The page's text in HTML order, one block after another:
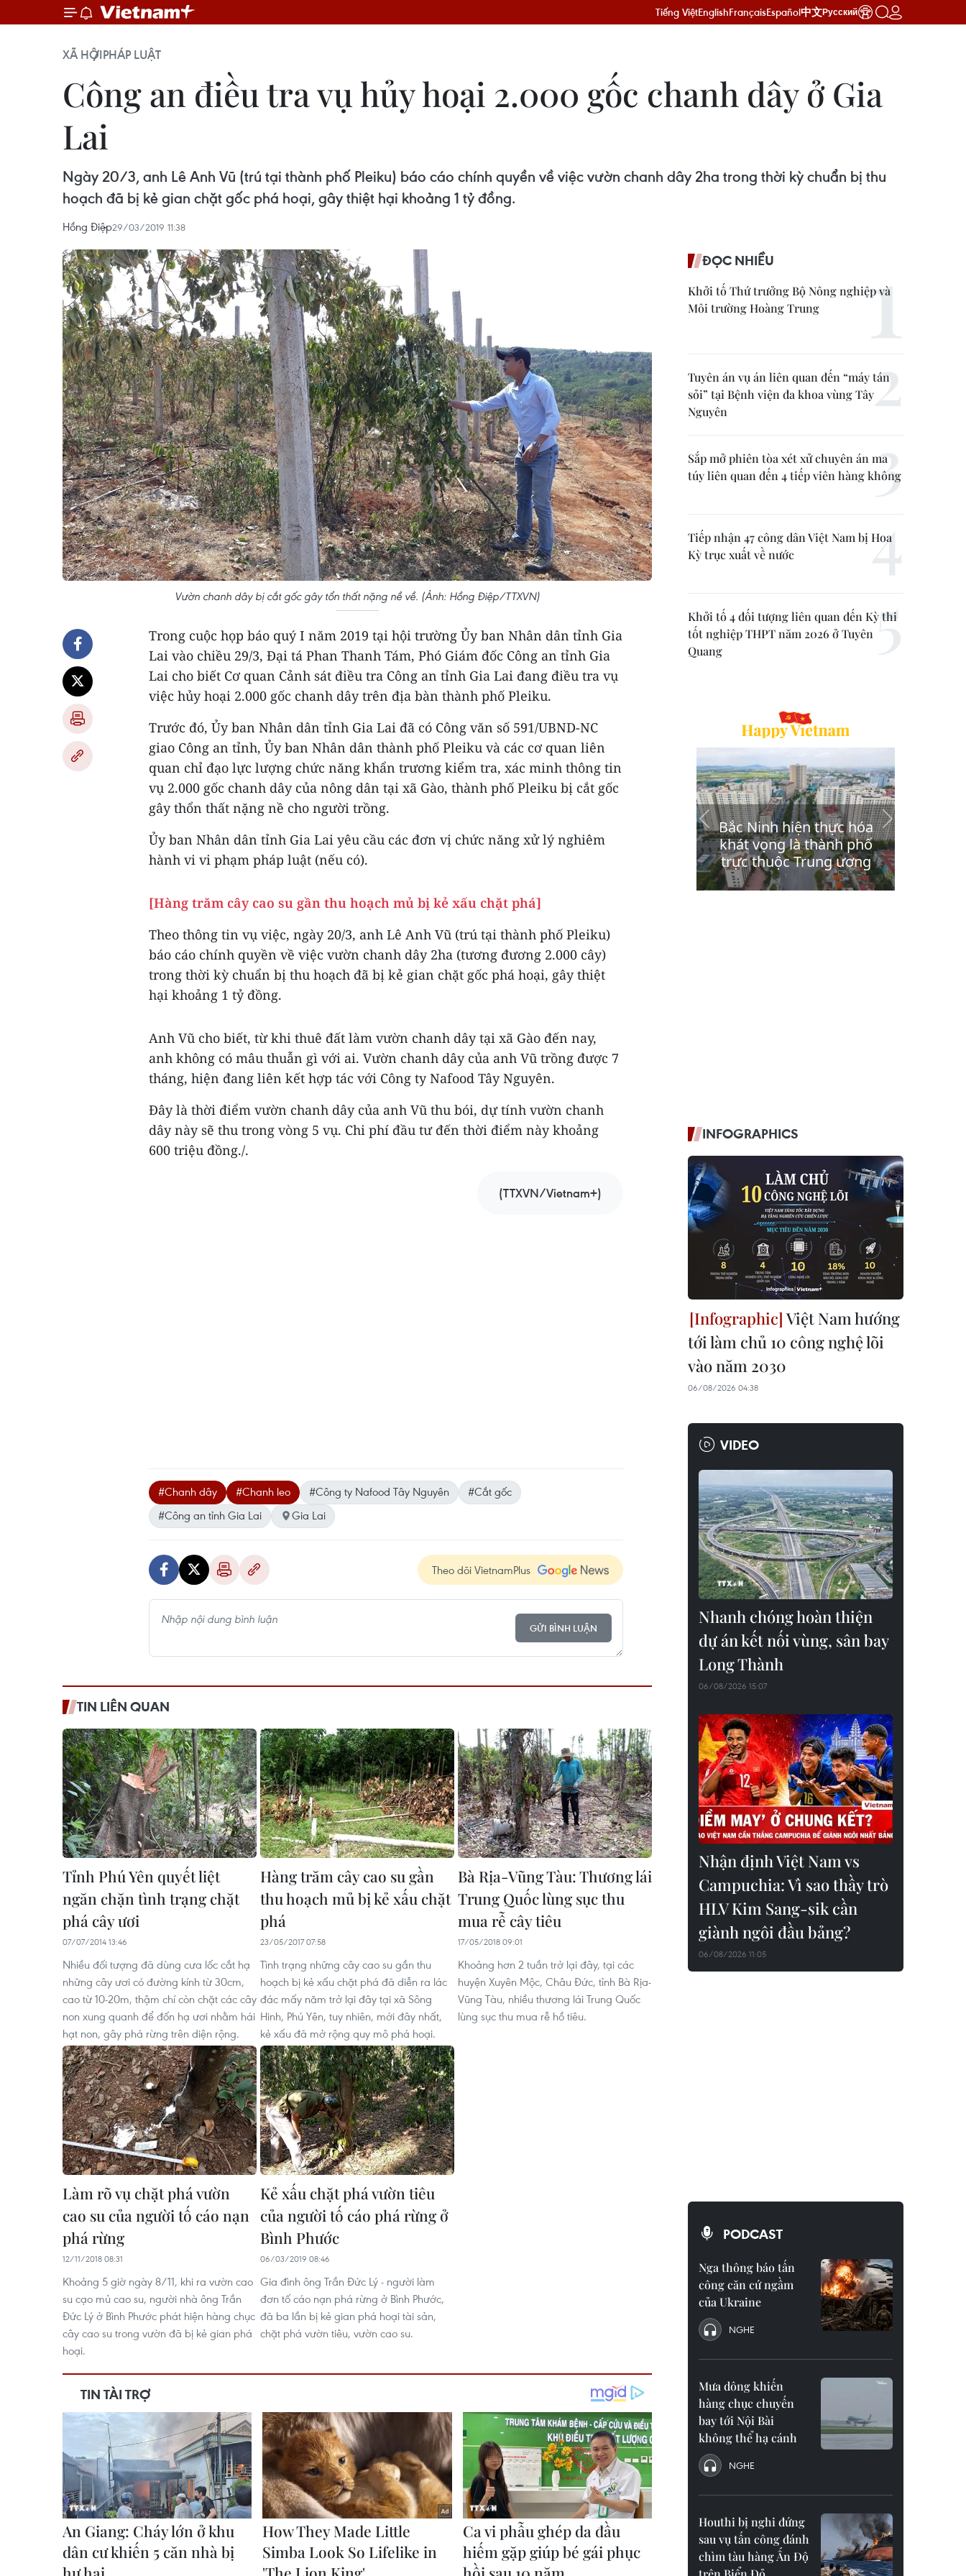
Tiếng ViệtEnglishFrançaisEspañol中文Русский
XÃ HỘIPHÁP LUẬT
Công an điều tra vụ hủy hoại 2.000 gốc chanh dây ở Gia
Lai
Ngày 20/3, anh Lê Anh Vũ (trú tại thành phố Pleiku) báo cáo chính quyền về việc vườn chanh dây 2ha trong thời kỳ chuẩn bị thu
hoạch đã bị kẻ gian chặt gốc phá hoại, gây thiệt hại khoảng 1 tỷ đồng.
Hồng Điệp29/03/2019 11:38
Vườn chanh dây bị cắt gốc gây tổn thất nặng nề về. (Ảnh: Hồng Điệp/TTXVN)
Trong cuộc họp báo quý I năm 2019 tại hội trường Ủy ban Nhân dân tỉnh Gia
Lai vào chiều 29/3, Đại tá Phan Thanh Tám, Phó Giám đốc Công an tỉnh Gia
Lai cho biết Cơ quan Cảnh sát điều tra Công an tỉnh Gia Lai đang điều tra vụ
việc hủy hoại 2.000 gốc chanh dây trên địa bàn thành phố Pleiku.
Trước đó, Ủy ban Nhân dân tỉnh Gia Lai đã có Công văn số 591/UBND-NC
giao Công an tỉnh, Ủy ban Nhân dân thành phố Pleiku và các cơ quan liên
quan chỉ đạo lực lượng chức năng khẩn trương kiểm tra, xác minh thông tin
vụ 2.000 gốc chanh dây của nông dân tại xã Gào, thành phố Pleiku bị cắt gốc
gây thổn thất nặng nề cho người trồng.
Ủy ban Nhân dân tỉnh Gia Lai yêu cầu các đơn vị chức năng xử lý nghiêm
hành vi vi phạm pháp luật (nếu có).
[Hàng trăm cây cao su gần thu hoạch mủ bị kẻ xấu chặt phá]
Theo thông tin vụ việc, ngày 20/3, anh Lê Anh Vũ (trú tại thành phố Pleiku)
báo cáo chính quyền về việc vườn chanh dây 2ha (tương đương 2.000 cây)
trong thời kỳ chuẩn bị thu hoạch đã bị kẻ gian chặt gốc phá hoại, gây thiệt
hại khoảng 1 tỷ đồng.
Anh Vũ cho biết, từ khi thuê đất làm vườn chanh dây tại xã Gào đến nay,
anh không có mâu thuẫn gì với ai. Vườn chanh dây của anh Vũ trồng được 7
tháng, hiện đang liên kết hợp tác với Công ty Nafood Tây Nguyên.
Đây là thời điểm vườn chanh dây của anh Vũ thu bói, dự tính vườn chanh
dây này sẽ thu trong vòng 5 vụ. Chi phí đầu tư đến thời điểm này khoảng
600 triệu đồng./.
(TTXVN/Vietnam+)
#Chanh dây #Chanh leo #Công ty Nafood Tây Nguyên
#Cắt gốc
#Công an tỉnh Gia Lai
Gia Lai
Theo dõi VietnamPlus
GỬI BÌNH LUẬN
TIN LIÊN QUAN
Tỉnh Phú Yên quyết liệt
ngăn chặn tình trạng chặt
phá cây ươi
07/07/2014 13:46
Nhiều đối tượng đã dùng cưa lốc cắt hạ
những cây ươi có đường kính từ 30cm,
cao từ 10-20m, thậm chí còn chặt các cây
non xung quanh để đốn hạ ươi nhằm hái
hạt non, gây phá rừng trên diện rộng.
Hàng trăm cây cao su gần
thu hoạch mủ bị kẻ xấu chặt
phá
23/05/2017 07:58
Tình trạng những cây cao su gần thu
hoạch bị kẻ xấu chặt phá đã diễn ra lác
đác mấy năm trở lại đây tại xã Sông
Hinh, Phú Yên, tuy nhiên, mới đây nhất,
kẻ xấu đã mở rộng quy mô phá hoại.
Bà Rịa-Vũng Tàu: Thương lái
Trung Quốc lùng sục thu
mua rễ cây tiêu
17/05/2018 09:01
Khoảng hơn 2 tuần trở lại đây, tại các
huyện Xuyên Mộc, Châu Đức, tỉnh Bà Rịa-
Vũng Tàu, nhiều thương lái Trung Quốc
lùng sục thu mua rễ hồ tiêu.
​Làm rõ vụ chặt phá vườn
cao su của người tố cáo nạn
phá rừng
12/11/2018 08:31
Khoảng 5 giờ ngày 8/11, khi ra vườn cao
su cạo mủ cao su, người nhà ông Trần
Đức Lý ở Bình Phước phát hiện hàng chục
cây cao su trong vườn đã bị kẻ gian phá
hoại.
Kẻ xấu chặt phá vườn tiêu
của người tố cáo phá rừng ở
Bình Phước
06/03/2019 08:46
Gia đình ông Trần Đức Lý - người làm
đơn tố cáo nạn phá rừng ở Bình Phước,
đã ba lần bị kẻ gian phá hoại tài sản,
chặt phá vườn tiêu, vườn cao su.
ĐỌC NHIỀU
Khởi tố Thứ trưởng Bộ Nông nghiệp và
Môi trường Hoàng Trung
Tuyên án vụ án liên quan đến “máy tán
sỏi” tại Bệnh viện đa khoa vùng Tây
Nguyên
Sắp mở phiên tòa xét xử chuyên án ma
túy liên quan đến 4 tiếp viên hàng không
Tiếp nhận 47 công dân Việt Nam bị Hoa
Kỳ trục xuất về nước
Khởi tố 4 đối tượng liên quan đến Kỳ thi
tốt nghiệp THPT năm 2026 ở Tuyên
Quang
INFOGRAPHICS
Việt Nam hướng
tới làm chủ 10 công nghệ lõi
vào năm 2030
06/08/2026 04:38
VIDEO
Nhanh chóng hoàn thiện
dự án kết nối vùng, sân bay
Long Thành
06/08/2026 15:07
Nhận định Việt Nam vs
Campuchia: Vì sao thầy trò
HLV Kim Sang-sik cần
giành ngôi đầu bảng?
06/08/2026 11:05
PODCAST
Nga thông báo tấn
công căn cứ ngầm
của Ukraine
NGHE
Mưa dông khiến
hàng chục chuyến
bay tới Nội Bài
không thể hạ cánh
NGHE
Houthi bị nghi đứng
sau vụ tấn công đánh
chìm tàu hàng Ấn Độ